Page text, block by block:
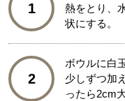
1
熱をとり、
状にする。
2
ボウルに白
少しずつ加
ったら2cm